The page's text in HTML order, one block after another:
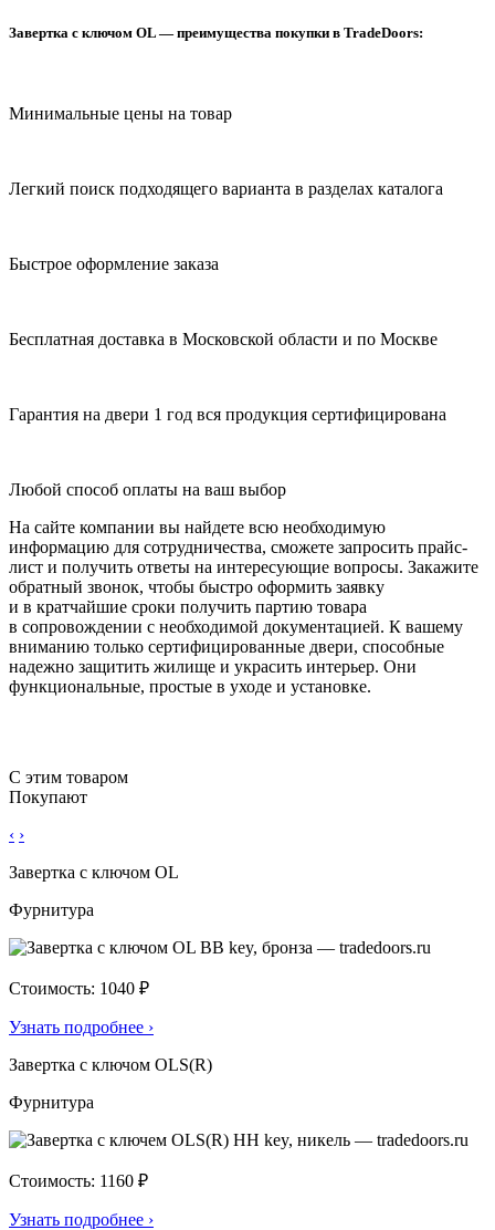
Завертка с ключом OL — преимущества покупки в TradeDoors:
Минимальные цены на товар
Легкий поиск подходящего варианта в разделах каталога
Быстрое оформление заказа
Бесплатная доставка в Московской области и по Москве
Гарантия на двери 1 год вся продукция сертифицирована
Любой способ оплаты на ваш выбор
На сайте компании вы найдете всю необходимую
информацию для сотрудничества, сможете запросить прайс-
лист и получить ответы на интересующие вопросы. Закажите
обратный звонок, чтобы быстро оформить заявку
и в кратчайшие сроки получить партию товара
в сопровождении с необходимой документацией. К вашему
вниманию только сертифицированные двери, способные
надежно защитить жилище и украсить интерьер. Они
функциональные, простые в уходе и установке.
С этим товаром
Покупают
‹ ›
Завертка с ключом OL
Фурнитура
Стоимость: 1040 ₽
Узнать подробнее ›
Завертка с ключом OLS(R)
Фурнитура
Стоимость: 1160 ₽
Узнать подробнее ›